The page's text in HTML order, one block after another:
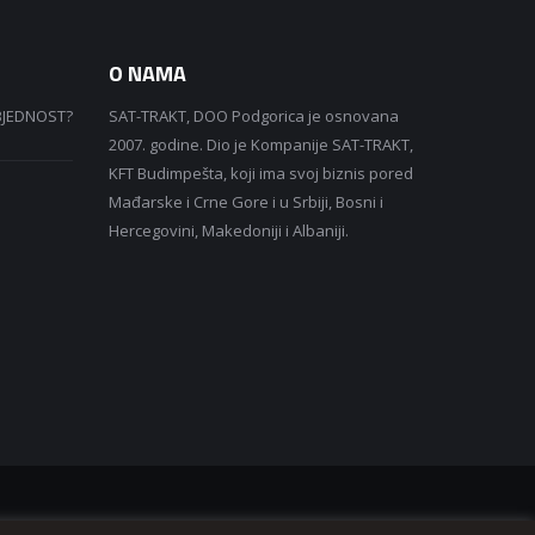
O NAMA
SAT-TRAKT, DOO Podgorica je osnovana
2007. godine. Dio je Kompanije SAT-TRAKT,
KFT Budimpešta, koji ima svoj biznis pored
Mađarske i Crne Gore i u Srbiji, Bosni i
Hercegovini, Makedoniji i Albaniji.